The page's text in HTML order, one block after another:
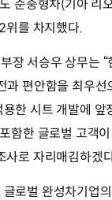
준중형차(기아 리
위를 차지했다.
장 서승우 상무는
과 편안함을 최우선
한 시트 개발에 앞
함한 글로벌 고객
사로 자리매김하겠
로벌 완성차기업